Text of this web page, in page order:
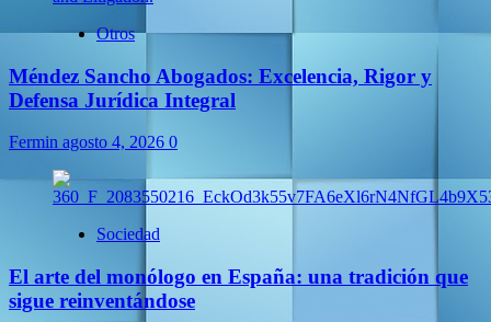
Otros
Méndez Sancho Abogados: Excelencia, Rigor y
Defensa Jurídica Integral
Fermin agosto 4, 2026 0
Sociedad
El arte del monólogo en España: una tradición que
sigue reinventándose